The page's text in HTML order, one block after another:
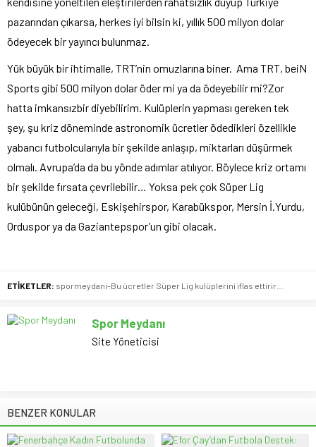
pazarından çıkarsa, herkes iyi bilsin ki, yıllık 500 milyon dolar
ödeyecek bir yayıncı bulunmaz.
Yük büyük bir ihtimalle, TRT’nin omuzlarına biner. Ama TRT, beiN
Sports gibi 500 milyon dolar öder mi ya da ödeyebilir mi?Zor
hatta imkansızbir diyebilirim. Kulüplerin yapması gereken tek
şey, şu kriz döneminde astronomik ücretler ödedikleri özellikle
yabancı futbolcularıyla bir şekilde anlaşıp, miktarları düşürmek
olmalı. Avrupa’da da bu yönde adımlar atılıyor. Böylece kriz ortamı
bir şekilde fırsata çevrilebilir… Yoksa pek çok Süper Lig
kulübünün geleceği, Eskişehirspor, Karabükspor, Mersin İ.Yurdu,
Orduspor ya da Gaziantepspor’un gibi olacak.
ETİKETLER: spormeydani-Bu ücretler Süper Lig kulüplerini iflas ettirir…
Spor Meydanı
Site Yöneticisi
BENZER KONULAR